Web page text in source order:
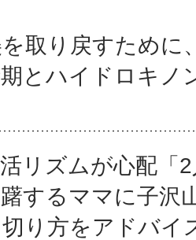
取り戻すために
とハイドロキノ
リズムが心配「
するママに子沢
り方をアドバイ